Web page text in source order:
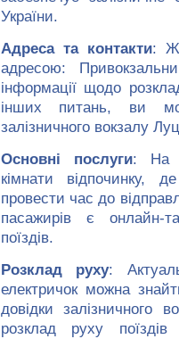
України.
Адреса та контакти:
адресою:
інформації щодо
інших питань, ви
залізничного вокзалу
Основні послуги: На
кімнати відпочинку,
провести час до
пасажирів є онлайн-
поїздів.
Розклад руху:
електричок можна
довідки залізничного
розклад руху